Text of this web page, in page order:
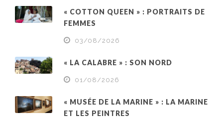
« COTTON QUEEN » : PORTRAITS DE
FEMMES
03/08/2026
« LA CALABRE » : SON NORD
01/08/2026
« MUSÉE DE LA MARINE » : LA MARINE
ET LES PEINTRES